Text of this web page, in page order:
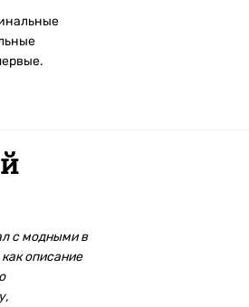
с модными в
описание